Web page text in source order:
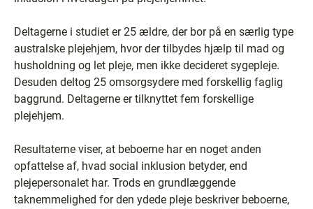
Deltagerne i studiet er 25 ældre, der bor på en særlig type
australske plejehjem, hvor der tilbydes hjælp til mad og
husholdning og let pleje, men ikke decideret sygepleje.
Desuden deltog 25 omsorgsydere med forskellig faglig
baggrund. Deltagerne er tilknyttet fem forskellige
plejehjem.
Resultaterne viser, at beboerne har en noget anden
opfattelse af, hvad social inklusion betyder, end
plejepersonalet har. Trods en grundlæggende
taknemmelighed for den ydede pleje beskriver beboerne,